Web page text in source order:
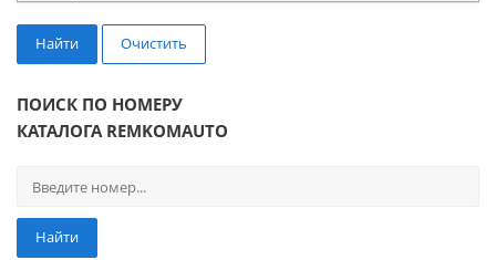
Найти Очистить
ПОИСК ПО НОМЕРУ
КАТАЛОГА REMKOMAUTO
Найти